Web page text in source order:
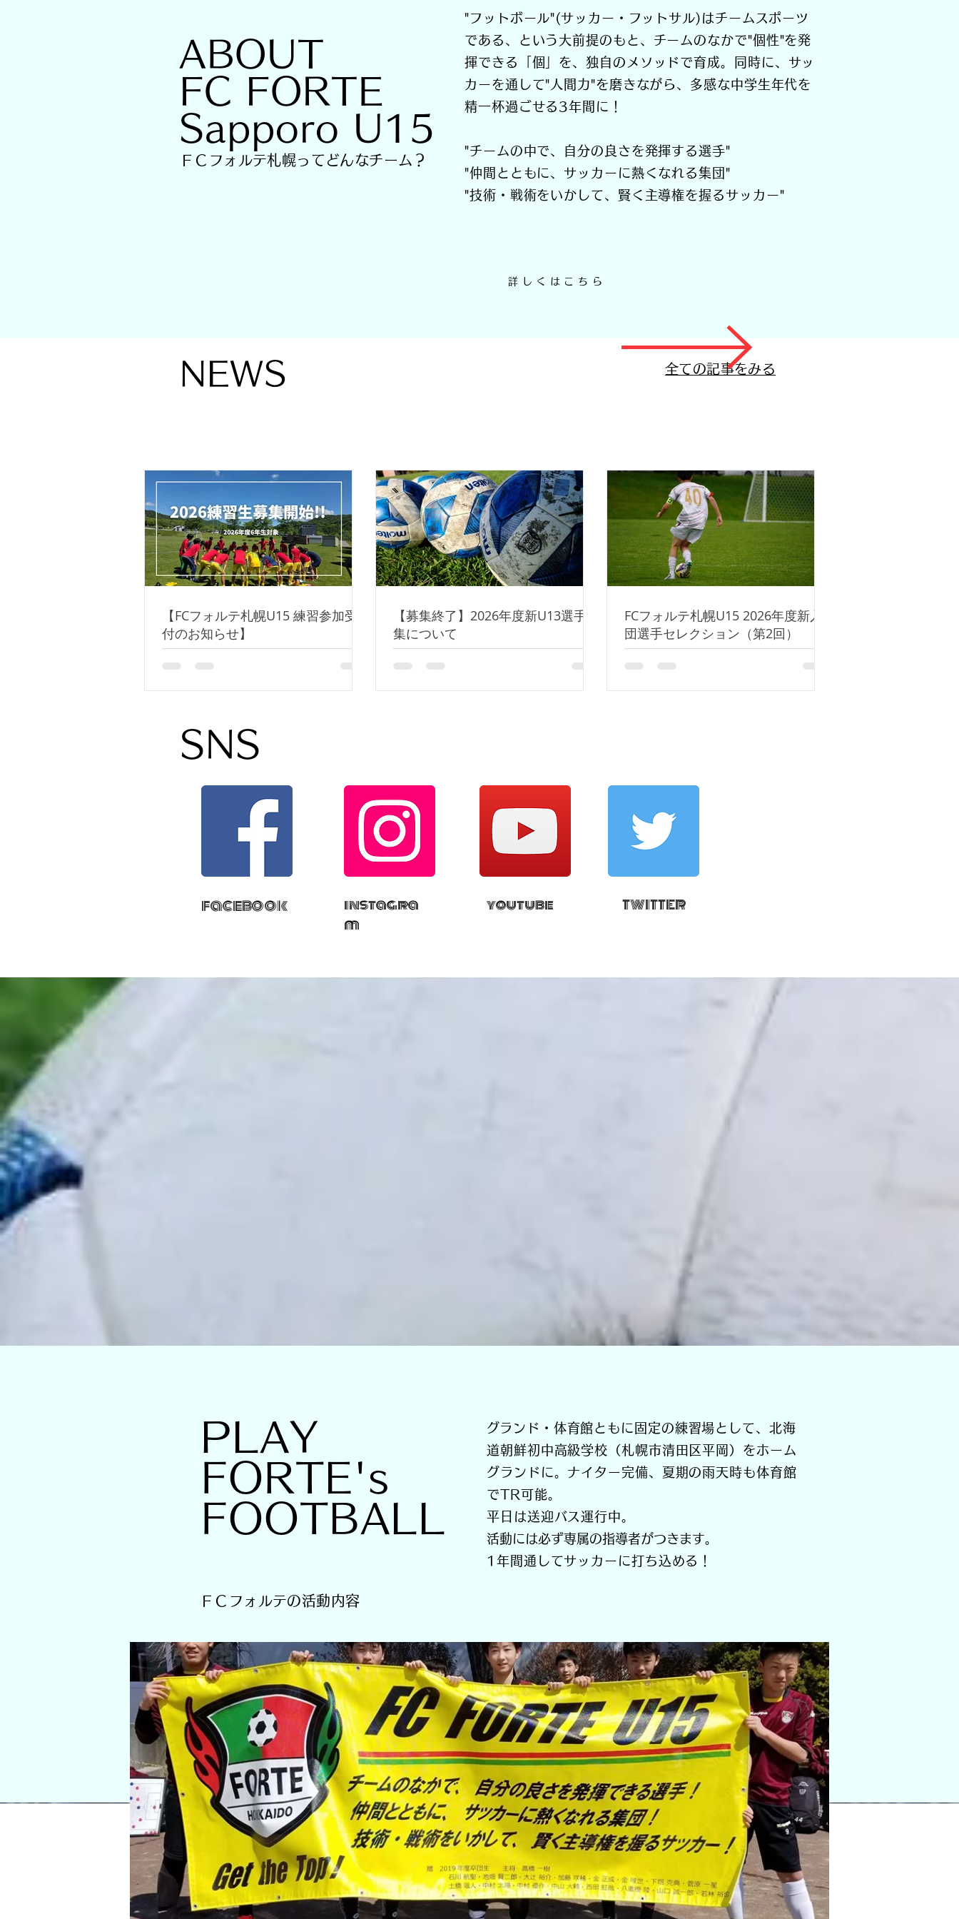
NEWS 全ての記事をみる
【FCフォルテ札幌U15 練習参加受
付のお知らせ】
【募集終了】2026年度新U13選手募
集について
FCフォルテ札幌U15 2026年度新入
団選手セレクション（第2回）
SNS
facebook
instagra
m
youtube TWITTER
ABOUT
FC FORTE
Sapporo U15
ＦＣフォルテ札幌ってどんなチーム？
"フットボール"(サッカー・フットサル)はチームスポーツ
である、という大前提のもと、チームのなかで"個性"を発
揮できる「個」を、独自のメソッドで育成。同時に、サッ
カーを通して"人間力"を磨きながら、多感な中学生年代を
精一杯過ごせる3年間に！
"チームの中で、自分の良さを発揮する選手"
"仲間とともに、サッカーに熱くなれる集団"
​"技術・戦術をいかして、賢く主導権を握るサッカー"
詳しくはこちら
PLAY
FORTE's
FOOTBALL
​グランド・体育館ともに固定の練習場として、北海
道朝鮮初中高級学校（札幌市清田区平岡）をホーム
グランドに。ナイター完備、夏期の雨天時も体育館
でTR可能。
平日は送迎バス運行中。
​活動には必ず専属の指導者がつきます。
1年間通してサッカーに打ち込める！
ＦＣフォルテの活動内容
詳しくはこちら